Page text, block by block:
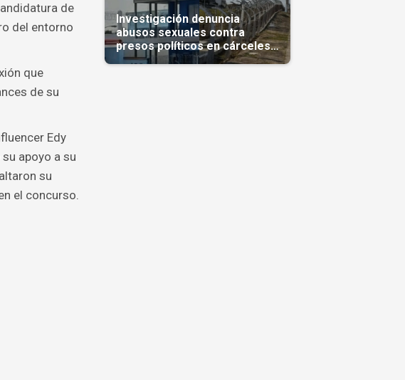
de
del entorno
que
de su
Edy
apoyo a su
su
el concurso.
Investigación denuncia
abusos sexuales contra
presos políticos en cárceles
cubanas